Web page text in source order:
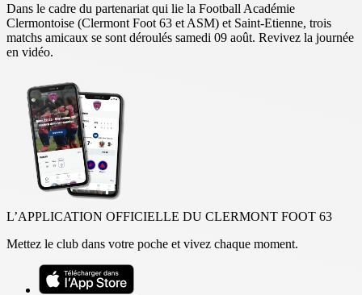
Dans le cadre du partenariat qui lie la Football Académie
Clermontoise (Clermont Foot 63 et ASM) et Saint-Etienne, trois
matchs amicaux se sont déroulés samedi 09 août. Revivez la journée
en vidéo.
L’APPLICATION OFFICIELLE DU CLERMONT FOOT 63
Mettez le club dans votre poche et vivez chaque moment.